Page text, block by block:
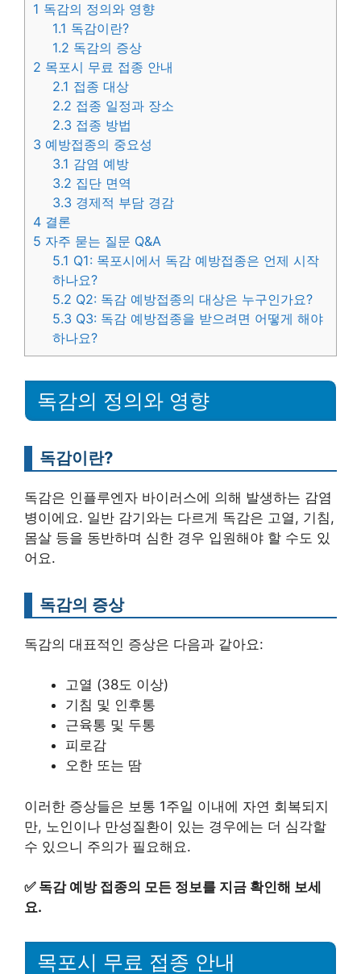
1 독감의 정의와 영향
1.1 독감이란?
1.2 독감의 증상
2 목포시 무료 접종 안내
2.1 접종 대상
2.2 접종 일정과 장소
2.3 접종 방법
3 예방접종의 중요성
3.1 감염 예방
3.2 집단 면역
3.3 경제적 부담 경감
4 결론
5 자주 묻는 질문 Q&A
5.1 Q1: 목포시에서 독감 예방접종은 언제 시작
하나요?
5.2 Q2: 독감 예방접종의 대상은 누구인가요?
5.3 Q3: 독감 예방접종을 받으려면 어떻게 해야
하나요?
독감의 정의와 영향
독감이란?
독감은 인플루엔자 바이러스에 의해 발생하는 감염
병이에요. 일반 감기와는 다르게 독감은 고열, 기침,
몸살 등을 동반하며 심한 경우 입원해야 할 수도 있
어요.
독감의 증상
독감의 대표적인 증상은 다음과 같아요:
고열 (38도 이상)
기침 및 인후통
근육통 및 두통
피로감
오한 또는 땀
이러한 증상들은 보통 1주일 이내에 자연 회복되지
만, 노인이나 만성질환이 있는 경우에는 더 심각할
수 있으니 주의가 필요해요.
✅ 독감 예방 접종의 모든 정보를 지금 확인해 보세
요.
목포시 무료 접종 안내